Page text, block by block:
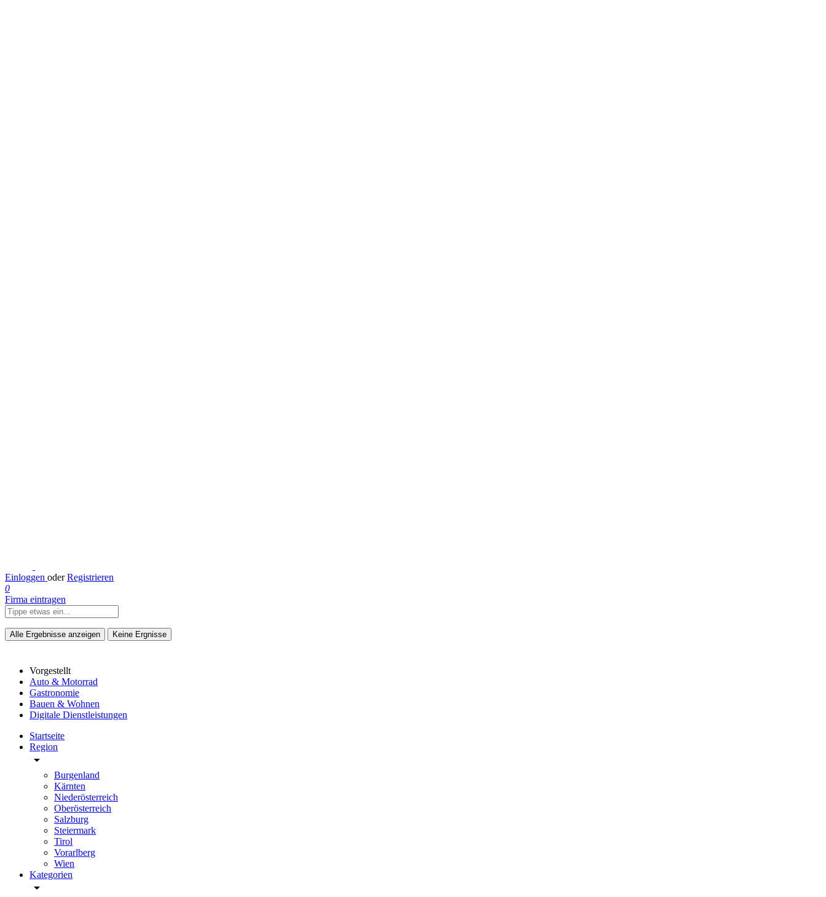
Einloggen oder Registrieren
0
Firma eintragen
Alle Ergebnisse anzeigen Keine Ergnisse
Vorgestellt
Auto & Motorrad
Gastronomie
Bauen & Wohnen
Digitale Dienstleistungen
Startseite
Region
arrow_drop_down
Burgenland
Kärnten
Niederösterreich
Oberösterreich
Salzburg
Steiermark
Tirol
Vorarlberg
Wien
Kategorien
arrow_drop_down